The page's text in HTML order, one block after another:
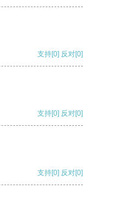
支持[0] 反对[0]
支持[0] 反对[0]
支持[0] 反对[0]